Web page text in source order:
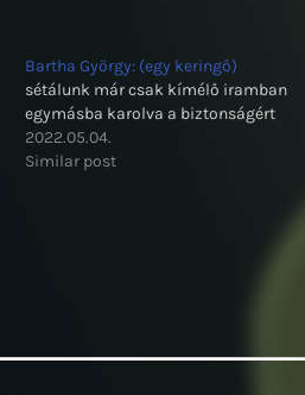
Bartha György: (egy keringő)
sétálunk már csak kímélő iramban
egymásba karolva a biztonságért
2022.05.04.
Similar post